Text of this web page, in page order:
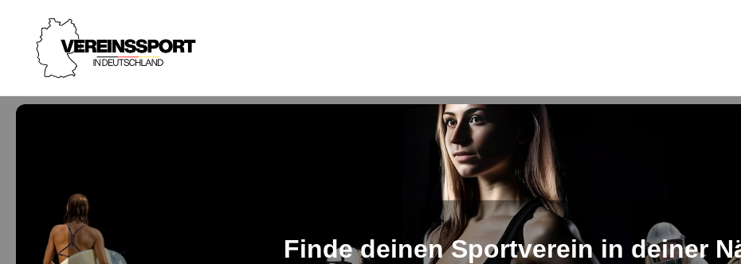
Finde deinen Sportverein in deiner